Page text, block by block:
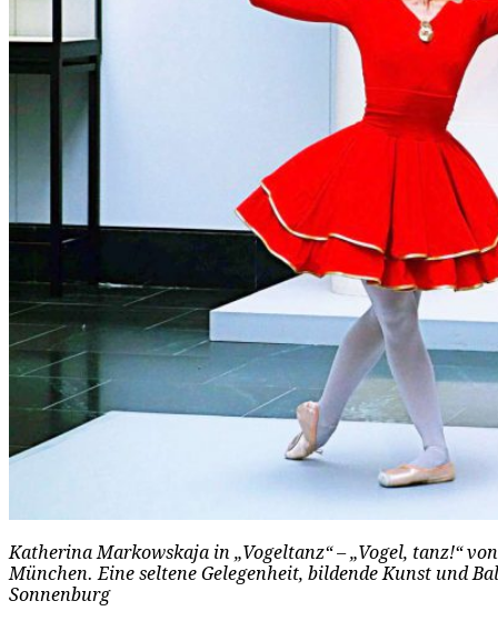
Katherina Markowskaja in „Vogeltanz“ – „Vogel, tanz!“
München. Eine seltene Gelegenheit, bildende Kunst und
Sonnenburg